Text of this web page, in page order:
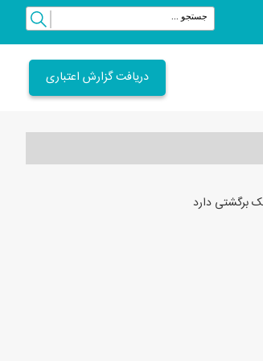
دریافت گزارش اعتباری
برگشتی دارد